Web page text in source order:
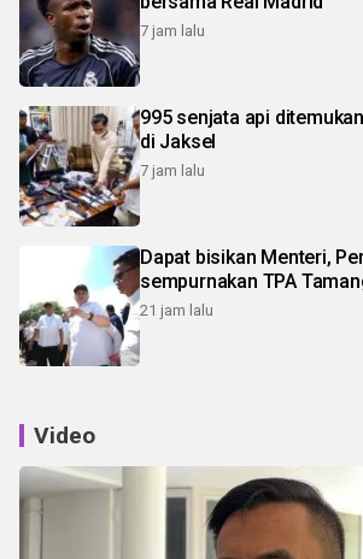
7 jam lalu
995 senjata api
di Jaksel
7 jam lalu
Dapat bisikan Menteri,
sempurnakan TPA
21 jam lalu
Video